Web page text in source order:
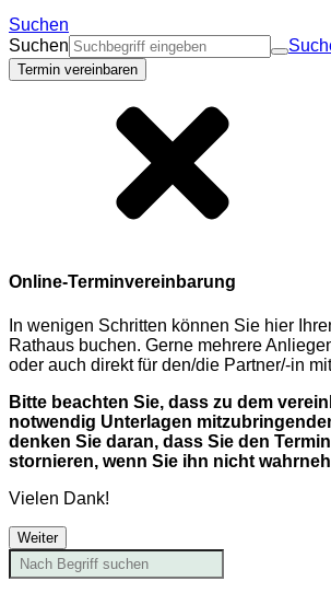
Suchen
Suchen
Termin vereinbaren
Online-Terminvereinbarung
In wenigen Schritten können Sie hier
Rathaus buchen. Gerne mehrere
oder auch direkt für den/die Partner/-in
Bitte beachten Sie, dass zu dem
notwendig Unterlagen
denken Sie daran, dass Sie den
stornieren, wenn Sie ihn nicht
Vielen Dank!
Weiter